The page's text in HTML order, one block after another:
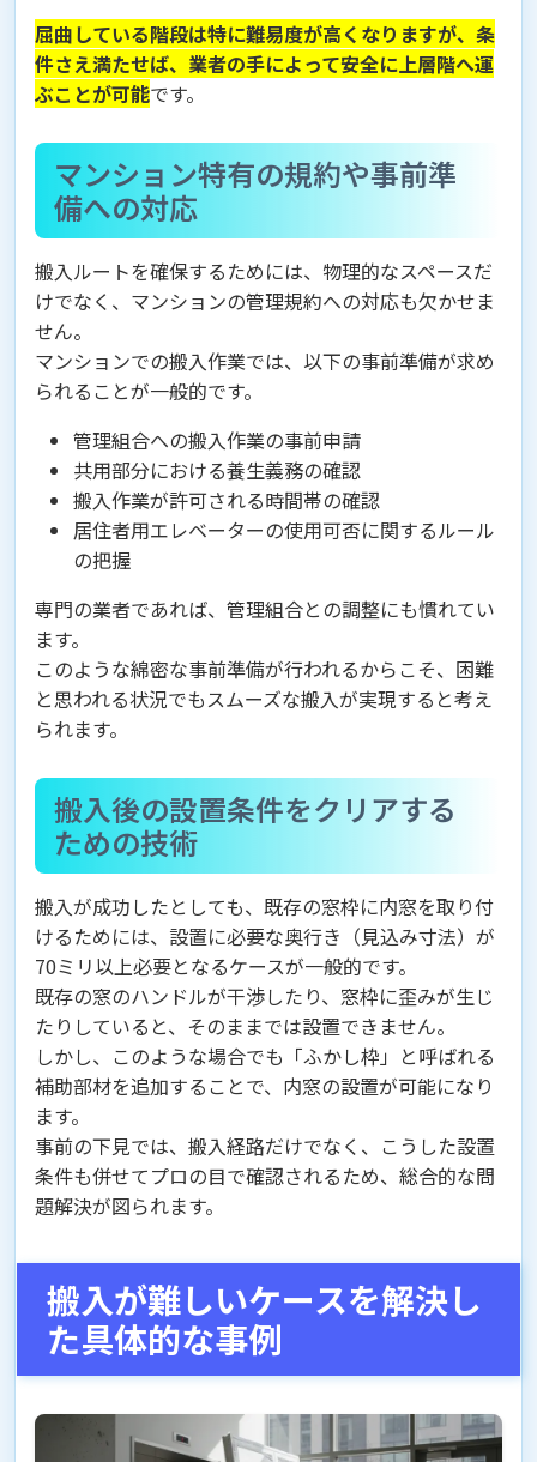
屈曲している階段は特に難易度が高くなりますが、条
件さえ満たせば、業者の手によって安全に上層階へ運
ぶことが可能です。
マンション特有の規約や事前準
備への対応
搬入ルートを確保するためには、物理的なスペースだ
けでなく、マンションの管理規約への対応も欠かせま
せん。
マンションでの搬入作業では、以下の事前準備が求め
られることが一般的です。
管理組合への搬入作業の事前申請
共用部分における養生義務の確認
搬入作業が許可される時間帯の確認
居住者用エレベーターの使用可否に関するルール
の把握
専門の業者であれば、管理組合との調整にも慣れてい
ます。
このような綿密な事前準備が行われるからこそ、困難
と思われる状況でもスムーズな搬入が実現すると考え
られます。
搬入後の設置条件をクリアする
ための技術
搬入が成功したとしても、既存の窓枠に内窓を取り付
けるためには、設置に必要な奥行き（見込み寸法）が
70ミリ以上必要となるケースが一般的です。
既存の窓のハンドルが干渉したり、窓枠に歪みが生じ
たりしていると、そのままでは設置できません。
しかし、このような場合でも「ふかし枠」と呼ばれる
補助部材を追加することで、内窓の設置が可能になり
ます。
事前の下見では、搬入経路だけでなく、こうした設置
条件も併せてプロの目で確認されるため、総合的な問
題解決が図られます。
搬入が難しいケースを解決し
た具体的な事例